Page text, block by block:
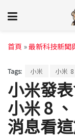
首頁 »最新科技新聞
Tags: 小米 小米 8
小米發
小米 8
消息看